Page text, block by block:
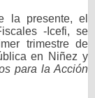
la presente, el
-Icefi, se
trimestre de
en Niñez y
para la Acción